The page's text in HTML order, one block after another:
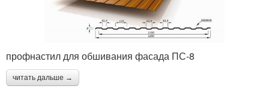
профнастил для обшивания фасада ПС-8
читать дальше →